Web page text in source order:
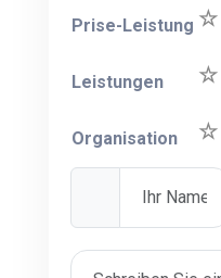
Prise-Leistung
Leistungen
Organisation